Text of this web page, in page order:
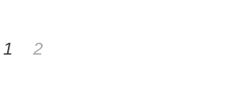
1 2